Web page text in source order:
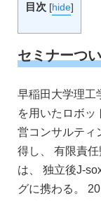
目次 [hide]
セミナーつ
早稲田大学理工
を用いたロボッ
営コンサルティ
得し、 有限責
は、 独立後J-
グに携わる。